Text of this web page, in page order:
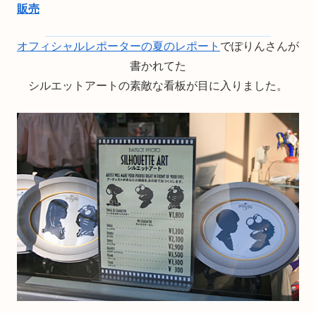
販売
オフィシャルレポーターの夏のレポート でぽりんさんが
書かれてた
シルエットアートの素敵な看板が目に入りました。